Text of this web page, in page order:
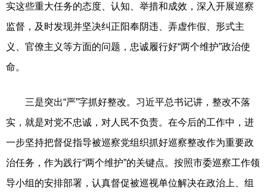
实这些重大任务的态度、认知、举措和成效，深入开展巡察
监督，及时发现并坚决纠正阳奉阴违、弄虚作假、形式主
义、官僚主义等方面的问题，忠诚履行好“两个维护”政治使
命。
三是突出“严”字抓好整改。习近平总书记讲，整改不落
实，就是对党不忠诚，对人民不负责。在今后的工作中，进
一步坚持把督促指导被巡察党组织抓好巡察整改作为重要政
治任务，作为践行“两个维护”的关键点。按照市委巡察工作领
导小组的安排部署，认真督促被巡视单位解决在政治上、组